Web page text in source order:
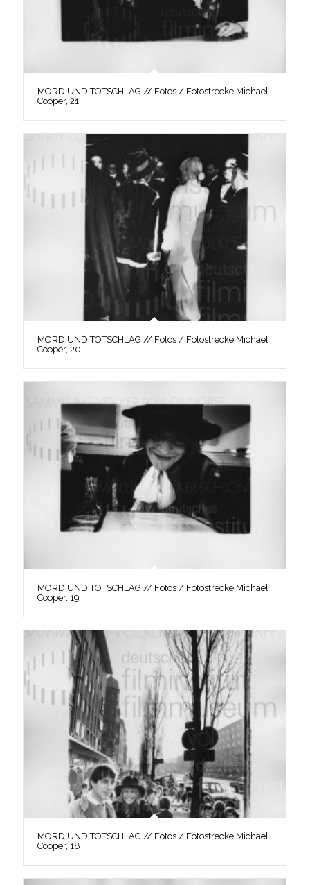
MORD UND TOTSCHLAG // Fotos / Fotostrecke Michael
Cooper, 21
MORD UND TOTSCHLAG // Fotos / Fotostrecke Michael
Cooper, 20
MORD UND TOTSCHLAG // Fotos / Fotostrecke Michael
Cooper, 19
MORD UND TOTSCHLAG // Fotos / Fotostrecke Michael
Cooper, 18